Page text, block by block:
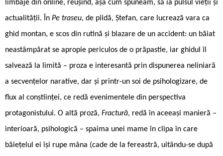
limbaje din online, reușind, așa cum spuneam, să ia pulsul vieții și
actualității. În Pe traseu, de pildă, Ștefan, care lucrează vara ca
ghid montan, e scos din rutină și blazare de un accident: un băiat
neastâmpărat se apropie periculos de o prăpastie, iar ghidul îl
salvează la limită – proza e interesantă prin dispunerea neliniară
a secvențelor narative, dar și printr-un soi de psihologizare, de
flux al conștiinței, ce redă evenimentele din perspectiva
protagonistului. O altă proză, Fractură, redă în aceeași manieră –
interioară, psihologică – spaima unei mame în clipa în care
băiețelul ei își rupe mâna (cade de la fereastră, uitându-se după